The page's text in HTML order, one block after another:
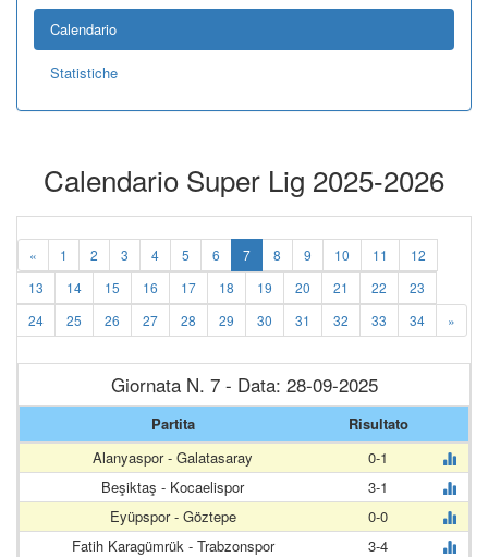
Calendario
Statistiche
Calendario Super Lig 2025-2026
« 1 2 3 4 5 6 7 8 9 10 11
12
13
14 15 16 17 18 19 20 21 22
23
24
25 26 27 28 29 30 31 32 33 34 »
Giornata N. 7 - Data: 28-09-2025
Partita
Risultato
Alanyaspor - Galatasaray
0-1
Beşiktaş - Kocaelispor
3-1
Eyüpspor - Göztepe
0-0
Fatih Karagümrük - Trabzonspor
3-4